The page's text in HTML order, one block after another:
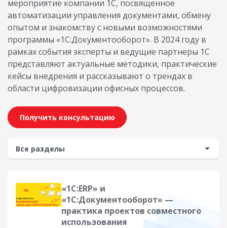
мероприятие компании 1С, посвященное
автоматизации управления документами, обмену
опытом и знакомству с новыми возможностями
программы «1С:Документооборот». В 2024 году в
рамках события эксперты и ведущие партнеры 1С
представляют актуальные методики, практические
кейсы внедрения и рассказывают о трендах в
области цифровизации офисных процессов.
Получить консультацию
«1С:ERP» и
«1С:Документооборот» —
практика проектов совместного
использования